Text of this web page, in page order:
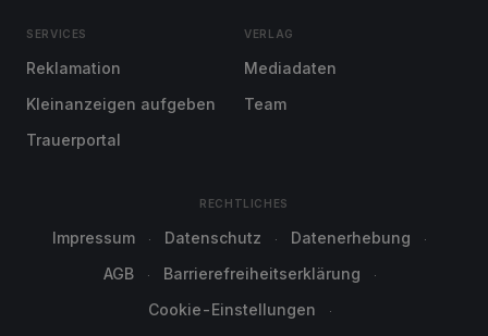
SERVICES
Reklamation
Kleinanzeigen aufgeben
Trauerportal
VERLAG
Mediadaten
Team
RECHTLICHES
Impressum Datenschutz
Datenerhebung
AGB
Barrierefreiheitserklärung
Cookie-Einstellungen